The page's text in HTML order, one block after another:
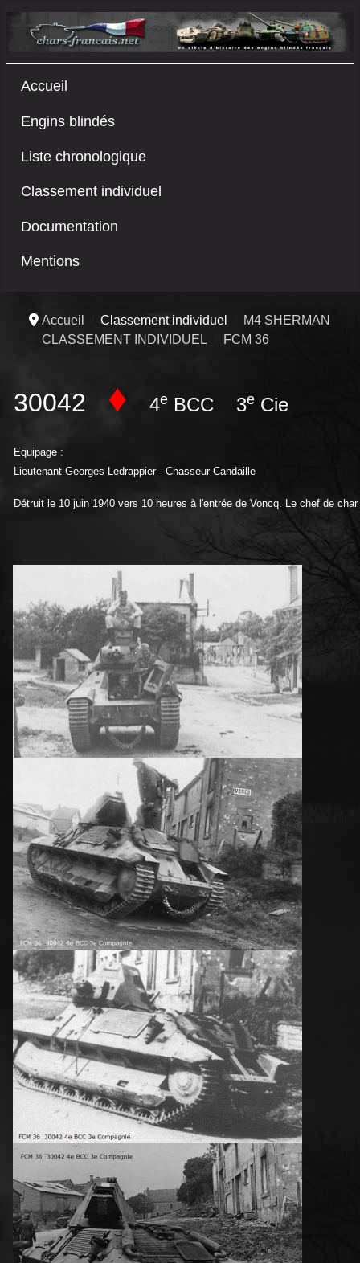
Accueil
Engins blindés
Liste chronologique
Classement individuel
Documentation
Mentions
Accueil Classement individuel
M4 SHERMAN
CLASSEMENT INDIVIDUEL
FCM 36
30042 ♦ 4e BCC 3e Cie
Equipage :
Lieutenant Georges Ledrappier - Chasseur Candaille
Détruit le 10 juin 1940 vers 10 heures à l'entrée de Voncq. Le chef de